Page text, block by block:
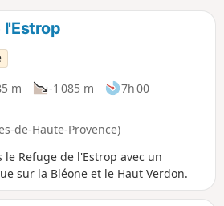
l'Estrop
m -1 085 m
7h 00
de-Haute-Provence)
Refuge de l'Estrop avec un
sur la Bléone et le Haut Verdon.